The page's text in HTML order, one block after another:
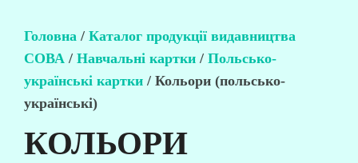
Головна / Каталог продукції видавництва
СОВА / Навчальні картки / Польсько-
українські картки / Кольори (польсько-
українські)
КОЛЬОРИ